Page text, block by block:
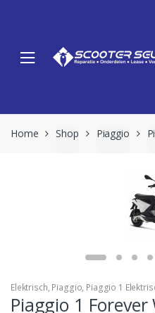
Home Shop Piaggio
Elektrisch, Piaggio, Piaggio 1
Piaggio 1 Forever